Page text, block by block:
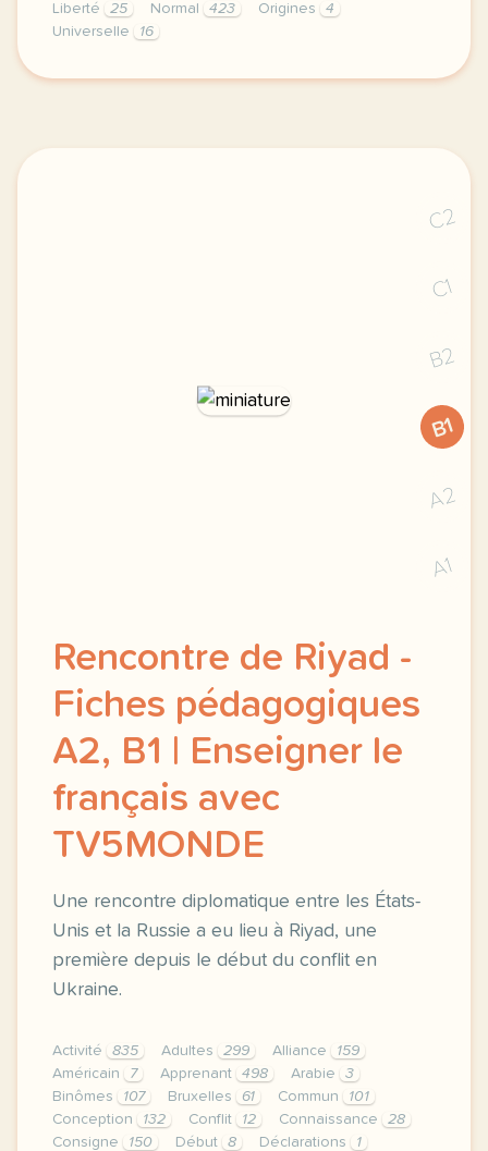
Liberté
25 Normal 423 Origines
4
Universelle
16
didomi host didomi components button cursor
C2
C1
B2
B1
A2
A1
Rencontre de Riyad -
Fiches pédagogiques
A2, B1 | Enseigner le
français avec
TV5MONDE
Une rencontre diplomatique entre les États-
Unis et la Russie a eu lieu à Riyad, une
première depuis le début du conflit en
Ukraine.
Activité 835 Adultes 299 Alliance
159
Américain
7 Apprenant 498 Arabie
3
Binômes
107 Bruxelles 61 Commun
101
Conception
132 Conflit 12 Connaissance
28
Consigne
150 Début 8 Déclarations
1